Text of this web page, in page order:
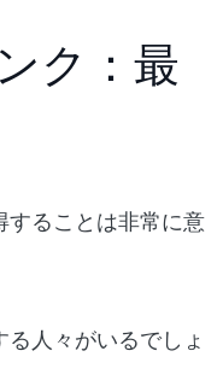
ク：最
ることは非常に意
人々がいるでしょ